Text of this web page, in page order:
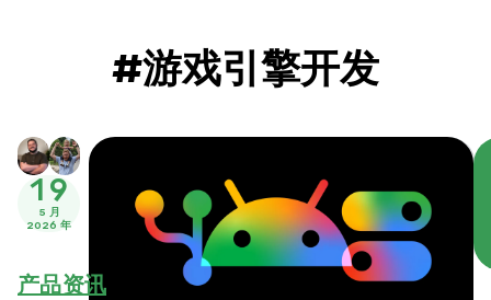
#游戏引擎开发
19
5 月
2026 年
产品资讯